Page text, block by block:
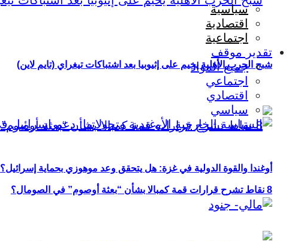
شبح الحرب الأهلية يخيم على إثيوبيا بعد اشتباكات تيغراي (تايم لاين)
8 نقاط تشرح قرارات قمة كمبالا بشأن “بعثة أوصوم” في الصومال؟
سياسية
اقتصادية
اجتماعية
تقدير موقف
جميع المواد
اجتماعي
اقتصادي
سياسي
أوغندا والقوة الدولية في غزة: هل يتحقق وعد موهوزي بحماية إسرائيل؟